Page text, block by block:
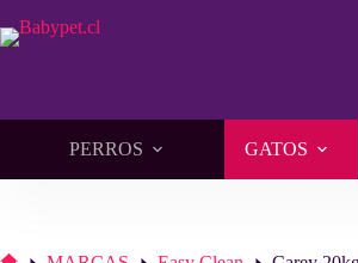
al
contenido
PERROS
GATOS